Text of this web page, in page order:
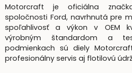
Motorcraft je oficiálna
spoločnosti Ford, navrhnutá pre
spoľahlivosť a výkon v OEM
výrobným štandardom a
podmienkach sú diely
profesionálny servis aj flotilovú